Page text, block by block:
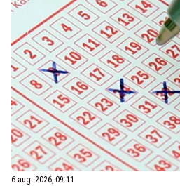
6 aug. 2026, 09:11